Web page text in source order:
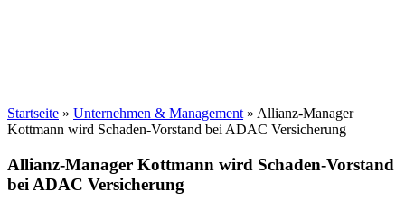
Startseite » Unternehmen & Management » Allianz-Manager
Kottmann wird Schaden-Vorstand bei ADAC Versicherung
Allianz-Manager Kottmann wird Schaden-Vorstand
bei ADAC Versicherung